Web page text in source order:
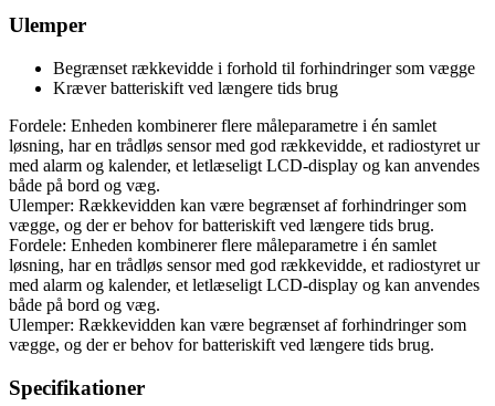
Ulemper
Begrænset rækkevidde i forhold til forhindringer som vægge
Kræver batteriskift ved længere tids brug
Fordele: Enheden kombinerer flere måleparametre i én samlet
løsning, har en trådløs sensor med god rækkevidde, et radiostyret ur
med alarm og kalender, et letlæseligt LCD-display og kan anvendes
både på bord og væg.
Ulemper: Rækkevidden kan være begrænset af forhindringer som
vægge, og der er behov for batteriskift ved længere tids brug.
Fordele: Enheden kombinerer flere måleparametre i én samlet
løsning, har en trådløs sensor med god rækkevidde, et radiostyret ur
med alarm og kalender, et letlæseligt LCD-display og kan anvendes
både på bord og væg.
Ulemper: Rækkevidden kan være begrænset af forhindringer som
vægge, og der er behov for batteriskift ved længere tids brug.
Specifikationer